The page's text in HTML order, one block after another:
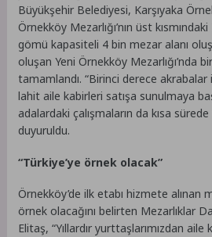
Büyükşehir Belediyesi, Karşıyaka
Örnekköy Mezarlığı’nın üst
gömü kapasiteli 4 bin mezar alanı
oluşan Yeni Örnekköy Mezarlığı’nda
tamamlandı. “Birinci derece akrabalar
lahit aile kabirleri satışa sunulmaya
adalardaki çalışmaların da kısa
duyuruldu.
“Türkiye’ye örnek olacak”
Örnekköy’de ilk etabı hizmete alınan
örnek olacağını belirten Mezarlıklar
Elitaş, “Yıllardır yurttaşlarımızdan